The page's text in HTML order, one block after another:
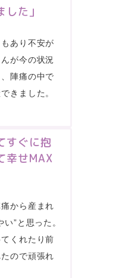
た」
あり不安が
が今の状況
陣痛の中で
きました。
すぐに抱
幸せMAX
から産まれ
”と思った。
くれたり前
ので頑張れ